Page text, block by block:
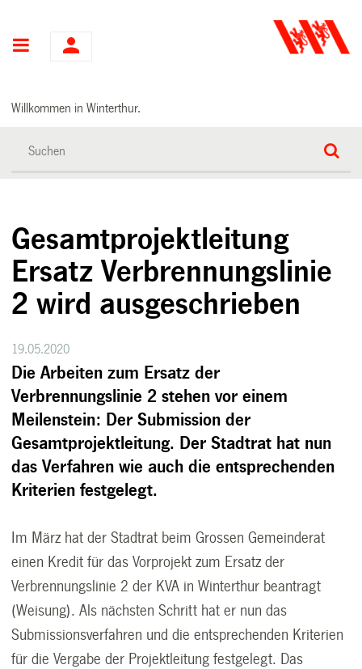
Hauptnavigation
Willkommen in Winterthur.
Gesamtprojektleitung
Ersatz Verbrennungslinie
2 wird ausgeschrieben
19.05.2020
Die Arbeiten zum Ersatz der
Verbrennungslinie 2 stehen vor einem
Meilenstein: Der Submission der
Gesamtprojektleitung. Der Stadtrat hat nun
das Verfahren wie auch die entsprechenden
Kriterien festgelegt.
Im März hat der Stadtrat beim Grossen Gemeinderat
einen Kredit für das Vorprojekt zum Ersatz der
Verbrennungslinie 2 der KVA in Winterthur beantragt
(Weisung). Als nächsten Schritt hat er nun das
Submissionsverfahren und die entsprechenden Kriterien
für die Vergabe der Projektleitung festgelegt. Das